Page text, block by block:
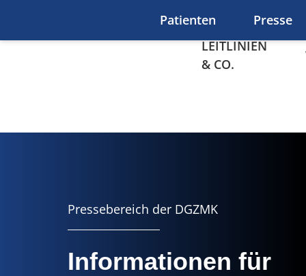
Patienten
Presse
LEITLINIEN
& CO.
Presse
Pressebereich der DGZMK
Informationen für